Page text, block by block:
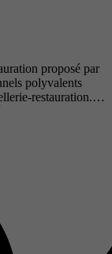
proposé par
polyvalents
restauration.…